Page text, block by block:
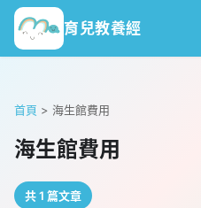
育兒教養經
首頁 > 海生館費用
海生館費用
共 1 篇文章